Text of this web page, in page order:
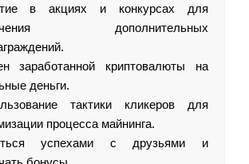
в акциях и конкурсах для
дополнительных
заработанной криптовалюты на
деньги.
тактики кликеров для
процесса майнинга.
успехами с друзьями и